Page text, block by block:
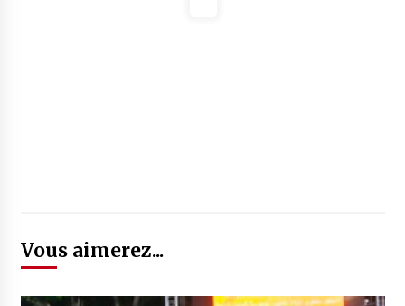
Vous aimerez...